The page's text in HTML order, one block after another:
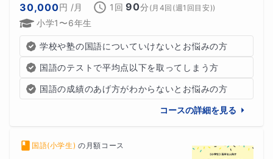
30,000円 /月 1回 90分 (月4回(週1回目安))
小学1〜6年生
学校や塾の国語についていけないとお悩みの方
国語のテストで平均点以下を取ってしまう方
国語の成績のあげ方がわからないとお悩みの方
コースの詳細を見る
国語(小学生) の 月額コース